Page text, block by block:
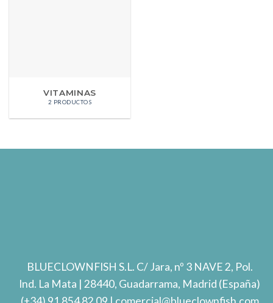
VITAMINAS
2 PRODUCTOS
BLUECLOWNFISH S.L. C/ Jara, nº 3 NAVE 2, Pol.
Ind. La Mata | 28440, Guadarrama, Madrid (España)